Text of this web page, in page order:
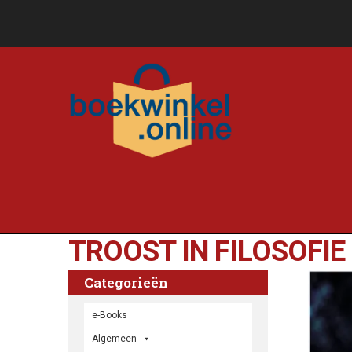
TROOST IN FILOSOFIE
Categorieën
e-Books
Algemeen